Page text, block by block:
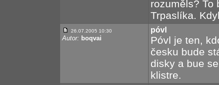
rozuměls? To
Trpaslíka.
26.07.2005 10:30
Autor: boqvai
póvl
Póvl je ten,
česku bude
disky a bue
klistre.